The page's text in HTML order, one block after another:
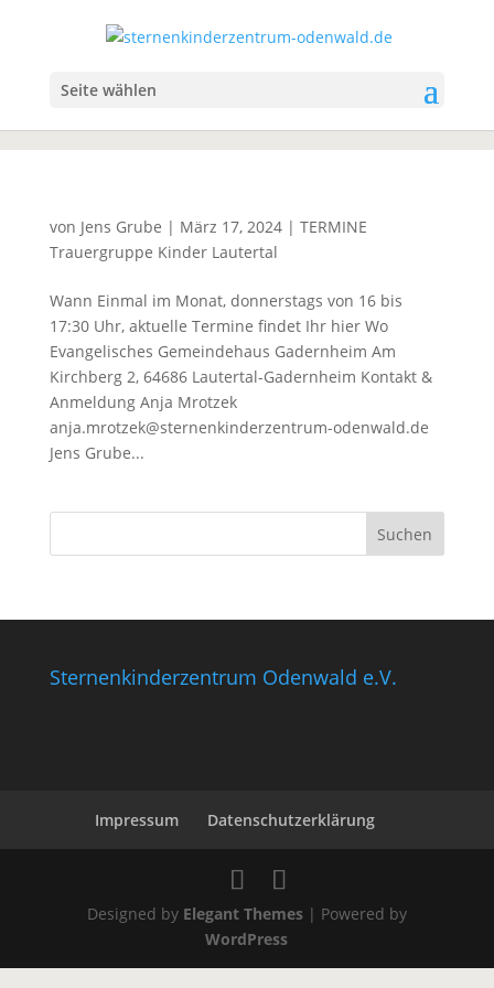
Seite wählen
von Jens Grube | März 17, 2024| TERMINE
Trauergruppe Kinder Lautertal
Wann Einmal im Monat, donnerstags von 16 bis
17:30 Uhr, aktuelle Termine findet Ihr hier Wo
Evangelisches Gemeindehaus Gadernheim Am
Kirchberg 2, 64686 Lautertal-Gadernheim Kontakt &
Anmeldung Anja Mrotzek
anja.mrotzek@sternenkinderzentrum-odenwald.de
Jens Grube...
Sternenkinderzentrum Odenwald e.V.
Impressum Datenschutzerklärung
Designed by Elegant Themes| Powered by
WordPress